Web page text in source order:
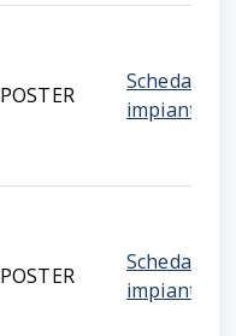
POSTER
Scheda
impianto
POSTER
Scheda
impianto